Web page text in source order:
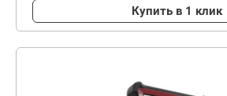
Купить в 1 клик